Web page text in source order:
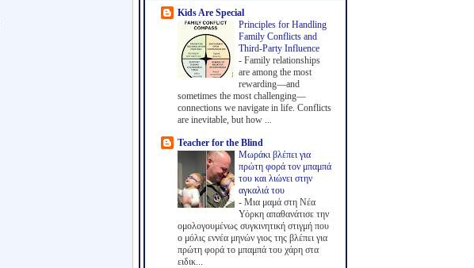
Kids Are Special
Principles for Handling
Family Conflicts and
Third-Party Influence
- Family relationships
are among the most
rewarding—and
sometimes the most challenging—
connections we navigate in life. Conflicts
are inevitable, but how ...
Teacher for the Blind
Μωράκι βλέπει για
πρώτη φορά τον μπαμπά
του και λιώνει στην
αγκαλιά του
- Μια μαμά στη Νέα
Υόρκη απαθανάτισε την
ομολογουμένως συγκινητική στιγμή που
ο μόλις εννέα μηνών γιος της βλέπει για
πρώτη φορά το μπαμπά του χάρη στα
ειδικ...